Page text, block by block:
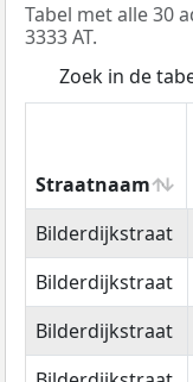
Tabel met alle 30
3333 AT.
Zoek in de
Straatnaam
Straatnaam
Bilderdijkstraat
Bilderdijkstraat
Bilderdijkstraat